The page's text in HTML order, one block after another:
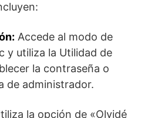
Accede al modo de
y utiliza la Utilidad ⁤de
la contraseña o
de administrador.
la opción de «Olvidé